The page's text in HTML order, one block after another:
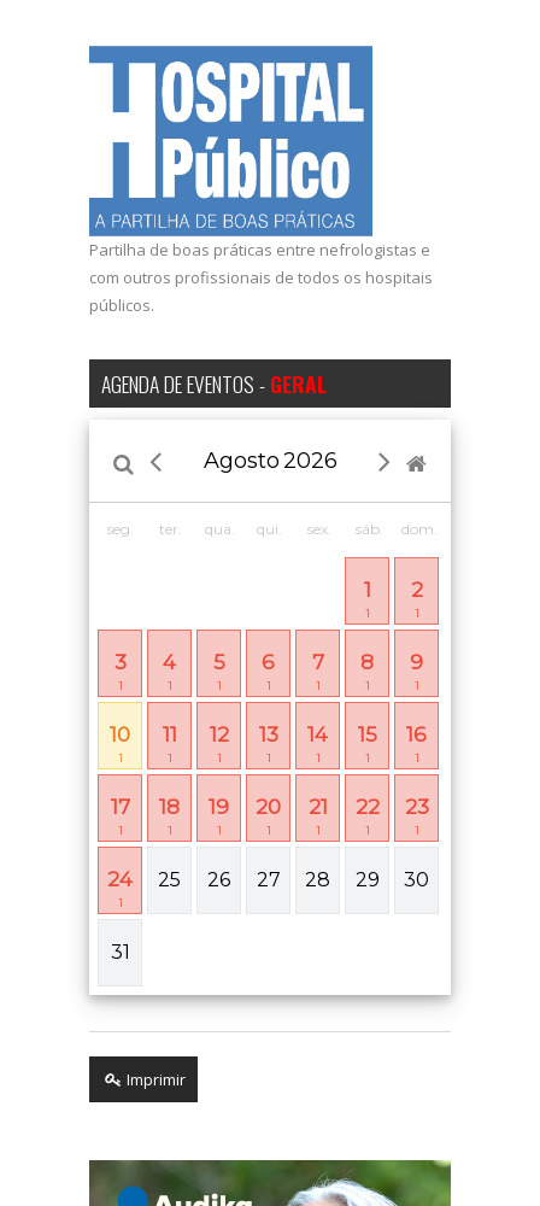
Partilha de boas práticas entre nefrologistas e
com outros profissionais de todos os hospitais
públicos.
AGENDA DE EVENTOS -GERAL
Agosto2026
seg. ter. qua. qui. sex. sáb. dom.
1
1
2
1
3
1
4
1
5
1
6
1
7
1
8
1
9
1
10
1
11
1
12
1
13
1
14
1
15
1
16
1
17
1
18
1
19
1
20
1
21
1
22
1
23
1
24
1
25 26 27 28 29 30
31
Imprimir